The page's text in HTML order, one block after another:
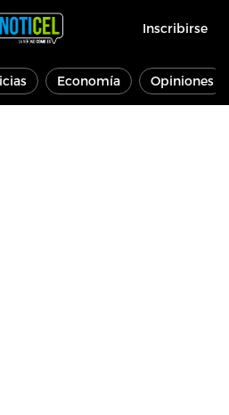
Inscribirse
Economía Opiniones